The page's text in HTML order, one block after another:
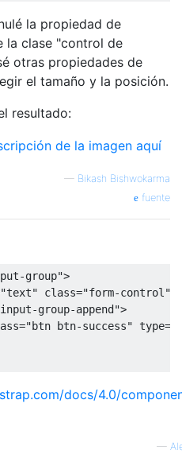
la propiedad de
la clase "control de
otras propiedades de
el tamaño y la posición.
resultado:
— Bikash Bishwokarma
fuente
group">
"text" class="form-control"
group-append">
="btn btn-success" type=
docs/4.0/
—